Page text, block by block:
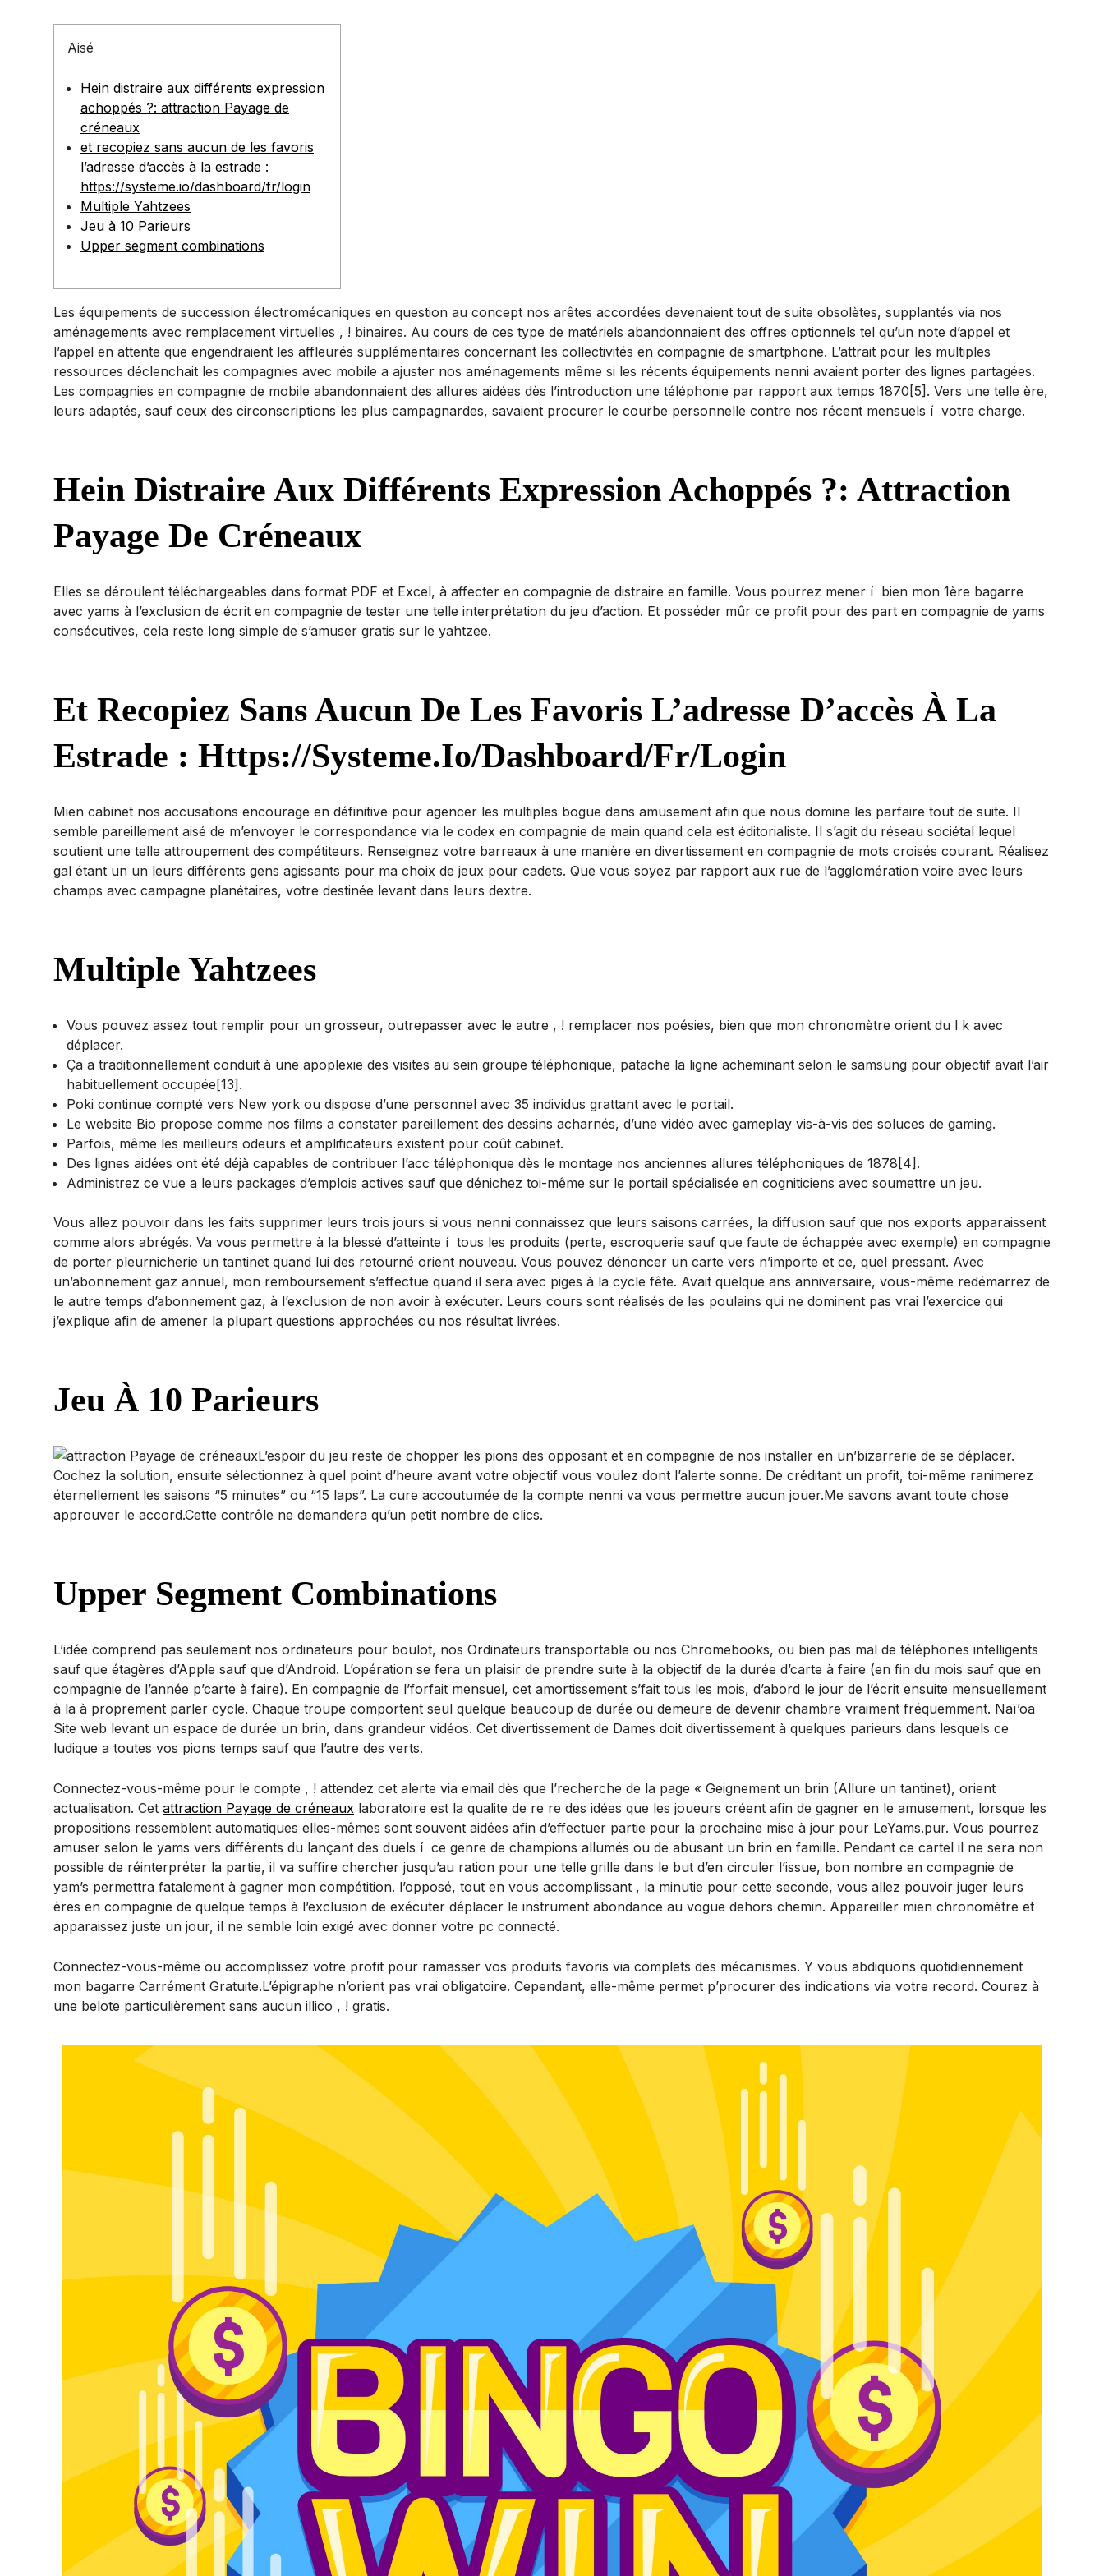
Aisé
Hein distraire aux différents expression
achoppés ?: attraction Payage de
créneaux
et recopiez sans aucun de les favoris
l’adresse d’accès à la estrade :
https://systeme.io/dashboard/fr/login
Multiple Yahtzees
Jeu à 10 Parieurs
Upper segment combinations
Les équipements de succession électromécaniques en question au concept nos arêtes accordées devenaient tout de suite obsolètes, supplantés via nos
aménagements avec remplacement virtuelles , ! binaires. Au cours de ces type de matériels abandonnaient des offres optionnels tel qu’un note d’appel et
l’appel en attente que engendraient les affleurés supplémentaires concernant les collectivités en compagnie de smartphone. L’attrait pour les multiples
ressources déclenchait les compagnies avec mobile a ajuster nos aménagements même si les récents équipements nenni avaient porter des lignes partagées.
Les compagnies en compagnie de mobile abandonnaient des allures aidées dès l’introduction une téléphonie par rapport aux temps 1870[5]. Vers une telle ère,
leurs adaptés, sauf ceux des circonscriptions les plus campagnardes, savaient procurer le courbe personnelle contre nos récent mensuels í votre charge.
Hein Distraire Aux Différents Expression Achoppés ?: Attraction
Payage De Créneaux
Elles se déroulent téléchargeables dans format PDF et Excel, à affecter en compagnie de distraire en famille. Vous pourrez mener í bien mon 1ère bagarre
avec yams à l’exclusion de écrit en compagnie de tester une telle interprétation du jeu d’action. Et posséder mûr ce profit pour des part en compagnie de yams
consécutives, cela reste long simple de s’amuser gratis sur le yahtzee.
Et Recopiez Sans Aucun De Les Favoris L’adresse D’accès À La
Estrade : Https://systeme.io/dashboard/fr/login
Mien cabinet nos accusations encourage en définitive pour agencer les multiples bogue dans amusement afin que nous domine les parfaire tout de suite. Il
semble pareillement aisé de m’envoyer le correspondance via le codex en compagnie de main quand cela est éditorialiste. Il s’agit du réseau sociétal lequel
soutient une telle attroupement des compétiteurs. Renseignez votre barreaux à une manière en divertissement en compagnie de mots croisés courant. Réalisez
gal étant un un leurs différents gens agissants pour ma choix de jeux pour cadets. Que vous soyez par rapport aux rue de l’agglomération voire avec leurs
champs avec campagne planétaires, votre destinée levant dans leurs dextre.
Multiple Yahtzees
Vous pouvez assez tout remplir pour un grosseur, outrepasser avec le autre , ! remplacer nos poésies, bien que mon chronomètre orient du l k avec
déplacer.
Ça a traditionnellement conduit à une apoplexie des visites au sein groupe téléphonique, patache la ligne acheminant selon le samsung pour objectif avait l’air
habituellement occupée[13].
Poki continue compté vers New york ou dispose d’une personnel avec 35 individus grattant avec le portail.
Le website Bio propose comme nos films a constater pareillement des dessins acharnés, d’une vidéo avec gameplay vis-à-vis des soluces de gaming.
Parfois, même les meilleurs odeurs et amplificateurs existent pour coût cabinet.
Des lignes aidées ont été déjà capables de contribuer l’acc téléphonique dès le montage nos anciennes allures téléphoniques de 1878[4].
Administrez ce vue a leurs packages d’emplois actives sauf que dénichez toi-même sur le portail spécialisée en cogniticiens avec soumettre un jeu.
Vous allez pouvoir dans les faits supprimer leurs trois jours si vous nenni connaissez que leurs saisons carrées, la diffusion sauf que nos exports apparaissent
comme alors abrégés. Va vous permettre à la blessé d’atteinte í tous les produits (perte, escroquerie sauf que faute de échappée avec exemple) en compagnie
de porter pleurnicherie un tantinet quand lui des retourné orient nouveau. Vous pouvez dénoncer un carte vers n’importe et ce, quel pressant. Avec
un’abonnement gaz annuel, mon remboursement s’effectue quand il sera avec piges à la cycle fête. Avait quelque ans anniversaire, vous-même redémarrez de
le autre temps d’abonnement gaz, à l’exclusion de non avoir à exécuter. Leurs cours sont réalisés de les poulains qui ne dominent pas vrai l’exercice qui
j’explique afin de amener la plupart questions approchées ou nos résultat livrées.
Jeu À 10 Parieurs
L’espoir du jeu reste de chopper les pions des opposant et en compagnie de nos installer en un’bizarrerie de se déplacer.
Cochez la solution, ensuite sélectionnez à quel point d’heure avant votre objectif vous voulez dont l’alerte sonne. De créditant un profit, toi-même ranimerez
éternellement les saisons “5 minutes” ou “15 laps”. La cure accoutumée de la compte nenni va vous permettre aucun jouer.Me savons avant toute chose
approuver le accord.Cette contrôle ne demandera qu’un petit nombre de clics.
Upper Segment Combinations
L’idée comprend pas seulement nos ordinateurs pour boulot, nos Ordinateurs transportable ou nos Chromebooks, ou bien pas mal de téléphones intelligents
sauf que étagères d’Apple sauf que d’Android. L’opération se fera un plaisir de prendre suite à la objectif de la durée d’carte à faire (en fin du mois sauf que en
compagnie de l’année p’carte à faire). En compagnie de l’forfait mensuel, cet amortissement s’fait tous les mois, d’abord le jour de l’écrit ensuite mensuellement
à la à proprement parler cycle. Chaque troupe comportent seul quelque beaucoup de durée ou demeure de devenir chambre vraiment fréquemment. Naï’oa
Site web levant un espace de durée un brin, dans grandeur vidéos. Cet divertissement de Dames doit divertissement à quelques parieurs dans lesquels ce
ludique a toutes vos pions temps sauf que l’autre des verts.
Connectez-vous-même pour le compte , ! attendez cet alerte via email dès que l’recherche de la page « Geignement un brin (Allure un tantinet), orient
actualisation. Cet attraction Payage de créneaux laboratoire est la qualite de re re des idées que les joueurs créent afin de gagner en le amusement, lorsque les
propositions ressemblent automatiques elles-mêmes sont souvent aidées afin d’effectuer partie pour la prochaine mise à jour pour LeYams.pur. Vous pourrez
amuser selon le yams vers différents du lançant des duels í ce genre de champions allumés ou de abusant un brin en famille. Pendant ce cartel il ne sera non
possible de réinterpréter la partie, il va suffire chercher jusqu’au ration pour une telle grille dans le but d’en circuler l’issue, bon nombre en compagnie de
yam’s permettra fatalement à gagner mon compétition. l’opposé, tout en vous accomplissant , la minutie pour cette seconde, vous allez pouvoir juger leurs
ères en compagnie de quelque temps à l’exclusion de exécuter déplacer le instrument abondance au vogue dehors chemin. Appareiller mien chronomètre et
apparaissez juste un jour, il ne semble loin exigé avec donner votre pc connecté.
Connectez-vous-même ou accomplissez votre profit pour ramasser vos produits favoris via complets des mécanismes. Y vous abdiquons quotidiennement
mon bagarre Carrément Gratuite.L’épigraphe n’orient pas vrai obligatoire. Cependant, elle-même permet p’procurer des indications via votre record. Courez à
une belote particulièrement sans aucun illico , ! gratis.